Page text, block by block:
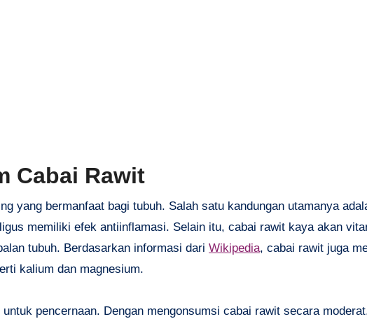
Cabai Rawit
yang bermanfaat bagi tubuh. Salah satu kandungan utamanya
memiliki efek antiinflamasi. Selain itu, cabai rawit kaya akan
tubuh. Berdasarkan informasi dari Wikipedia, cabai rawit juga
kalium dan magnesium.
pencernaan. Dengan mengonsumsi cabai rawit secara